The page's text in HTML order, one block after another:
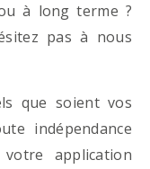
à long terme ?
pas à nous
que soient vos
indépendance
application